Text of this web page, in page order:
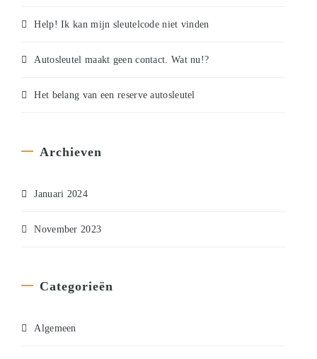
Help! Ik kan mijn sleutelcode niet vinden
Autosleutel maakt geen contact. Wat nu!?
Het belang van een reserve autosleutel
Archieven
Januari 2024
November 2023
Categorieën
Algemeen